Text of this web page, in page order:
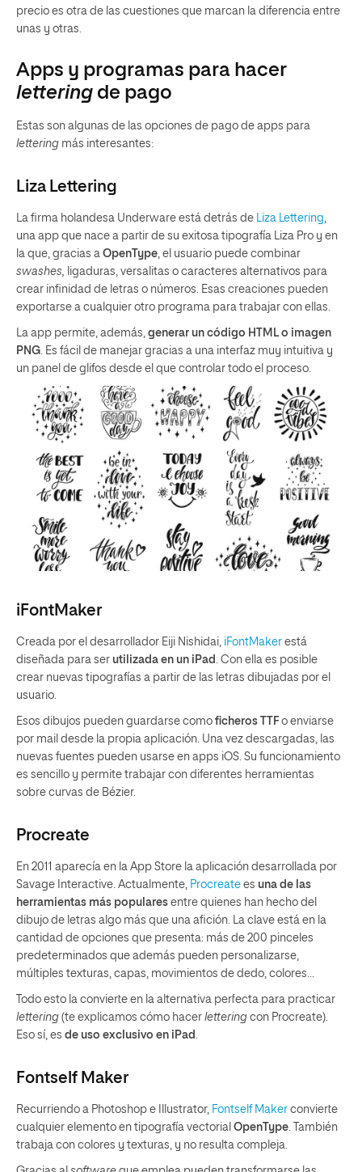
precio es otra de las cuestiones que marcan la diferencia entre
unas y otras.
Apps y programas para hacer
lettering de pago
Estas son algunas de las opciones de pago de apps para
lettering más interesantes:
Liza Lettering
La firma holandesa Underware está detrás de Liza Lettering,
una app que nace a partir de su exitosa tipografía Liza Pro y en
la que, gracias a OpenType, el usuario puede combinar
swashes, ligaduras, versalitas o caracteres alternativos para
crear infinidad de letras o números. Esas creaciones pueden
exportarse a cualquier otro programa para trabajar con ellas.
La app permite, además, generar un código HTML o imagen
PNG. Es fácil de manejar gracias a una interfaz muy intuitiva y
un panel de glifos desde el que controlar todo el proceso.
iFontMaker
Creada por el desarrollador Eiji Nishidai, iFontMaker está
diseñada para ser utilizada en un iPad . Con ella es posible
crear nuevas tipografías a partir de las letras dibujadas por el
usuario.
Esos dibujos pueden guardarse como ficheros TTF o enviarse
por mail desde la propia aplicación. Una vez descargadas, las
nuevas fuentes pueden usarse en apps iOS. Su funcionamiento
es sencillo y permite trabajar con diferentes herramientas
sobre curvas de Bézier.
Procreate
En 2011 aparecía en la App Store la aplicación desarrollada por
Savage Interactive. Actualmente, Procreate es una de las
herramientas más populares entre quienes han hecho del
dibujo de letras algo más que una afición. La clave está en la
cantidad de opciones que presenta: más de 200 pinceles
predeterminados que además pueden personalizarse,
múltiples texturas, capas, movimientos de dedo, colores…
Todo esto la convierte en la alternativa perfecta para practicar
lettering (te explicamos cómo hacer lettering con Procreate).
Eso sí, es de uso exclusivo en iPad .
Fontself Maker
Recurriendo a Photoshop e Illustrator, Fontself Maker convierte
cualquier elemento en tipografía vectorial OpenType. También
trabaja con colores y texturas, y no resulta compleja.